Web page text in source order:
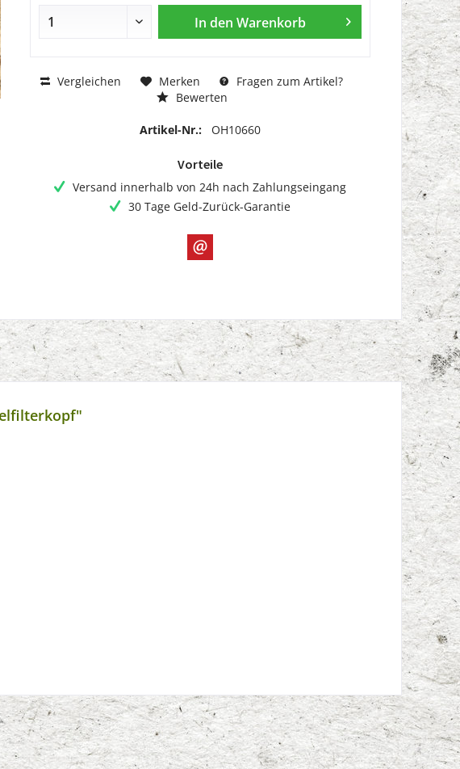
In den Warenkorb
Vergleichen Merken
Fragen zum Artikel?
Bewerten
Artikel-Nr.: OH10660
Vorteile
Versand innerhalb von 24h nach Zahlungseingang
30 Tage Geld-Zurück-Garantie